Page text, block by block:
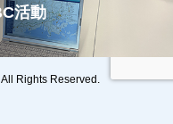
活動
Rights Reserved.